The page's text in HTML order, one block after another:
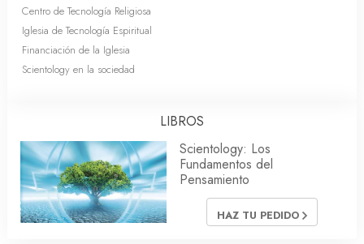
Centro de Tecnología Religiosa
Iglesia de Tecnología Espiritual
Financiación de la Iglesia
Scientology en la sociedad
LIBROS
Scientology: Los
Fundamentos del
Pensamiento
HAZ TU PEDIDO